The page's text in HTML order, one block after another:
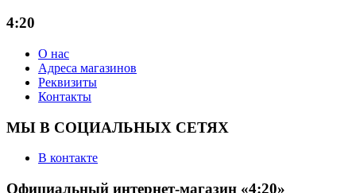
4:20
О нас
Адреса магазинов
Реквизиты
Контакты
МЫ В СОЦИАЛЬНЫХ СЕТЯХ
В контакте
Официальный интернет-магазин «4:20»